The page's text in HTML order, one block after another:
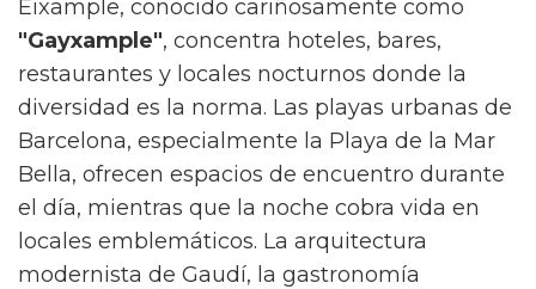
Eixample, conocido cariñosamente como
"Gayxample", concentra hoteles, bares,
restaurantes y locales nocturnos donde la
diversidad es la norma. Las playas urbanas de
Barcelona, especialmente la Playa de la Mar
Bella, ofrecen espacios de encuentro durante
el día, mientras que la noche cobra vida en
locales emblemáticos. La arquitectura
modernista de Gaudí, la gastronomía